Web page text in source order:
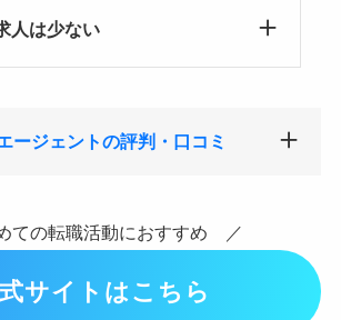
人は少ない
ージェントの評判・口コミ
ての転職活動におすすめ ／
サイトはこちら